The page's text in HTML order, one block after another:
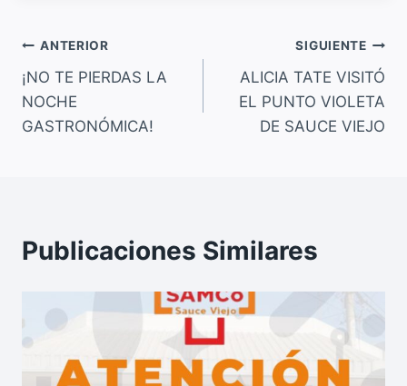
b
o
o
k
A
p
p
Navegación
de
entradas
ANTERIOR
¡NO TE PIERDAS LA
NOCHE
GASTRONÓMICA!
SIGUIENTE
ALICIA TATE VISITÓ
EL PUNTO VIOLETA
DE SAUCE VIEJO
Publicaciones Similares